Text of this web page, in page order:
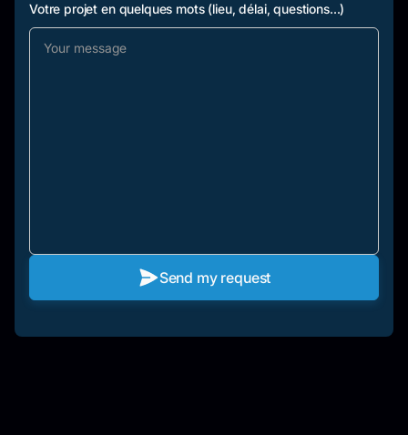
Votre projet en quelques mots (lieu, délai, questions...)
Send my request